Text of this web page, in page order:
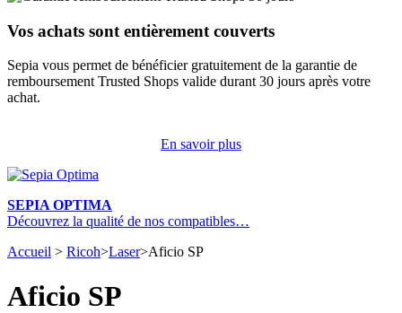
Vos achats sont entièrement couverts
Sepia vous permet de bénéficier gratuitement de la garantie de
remboursement Trusted Shops valide durant 30 jours après votre
achat.
En savoir plus
SEPIA OPTIMA
Découvrez la qualité de nos compatibles…
Accueil > Ricoh>Laser>Aficio SP
Aficio SP